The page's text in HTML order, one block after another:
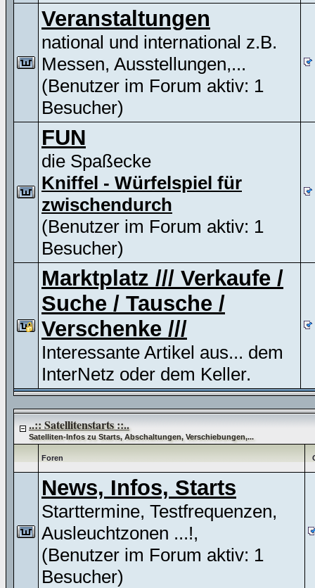
Veranstaltungen
national und international z.B.
Messen, Ausstellungen,...
(Benutzer im Forum aktiv: 1
Besucher)
FUN
die Spaßecke
Kniffel - Würfelspiel für
zwischendurch
(Benutzer im Forum aktiv: 1
Besucher)
Marktplatz /// Verkaufe /
Suche / Tausche /
Verschenke ///
Interessante Artikel aus... dem
InterNetz oder dem Keller.
..:: Satellitenstarts ::..
Satelliten-Infos zu Starts, Abschaltungen, Verschiebungen,...
Foren
News, Infos, Starts
Starttermine, Testfrequenzen,
Ausleuchtzonen ...!,
(Benutzer im Forum aktiv: 1
Besucher)